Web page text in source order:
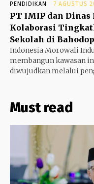
PENDIDIKAN 7 AGUSTUS
PT IMIP dan
Kolaborasi
Sekolah di
Indonesia Morowali
membangun kawasan
diwujudkan melalui
Must read